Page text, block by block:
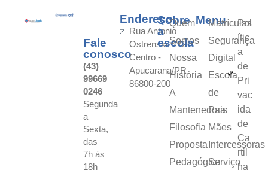
Fale
conosco
(43)
99669
0246
Segunda
a
Sexta,
das
7h às
18h
Endereço
Rua Antonio
Ostrenski, 272
Centro -
Apucarana/PR
86800-200
Sobre
a
escola
Quem
Somos
Nossa
História
A
Mantenedora
Filosofia
Proposta
Pedagógica
Menu
Matrículas
Segurança
Digital
Escola
de
Pais
Mães
Intercessoras
Serviço
Pol
ític
a
de
Pri
vac
ida
de
Ca
rtil
ha